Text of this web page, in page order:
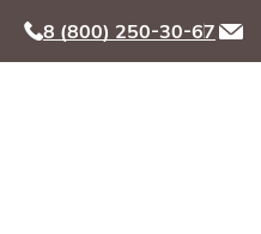
8 (800) 250-30-67